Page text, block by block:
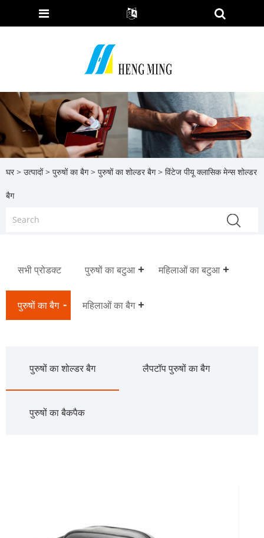
घर > उत्पादों> पुरुषों का बैग> पुरुषों का शोल्डर बैग> विंटेज पीयू क्लासिक मेन्स शोल्डर
बैग
सभी प्रोडक्ट पुरुषों का बटुआ महिलाओं का बटुआ
पुरुषों का बैग महिलाओं का बैग
पुरुषों का शोल्डर बैग लैपटॉप पुरुषों का बैग
पुरुषों का बैकपैक